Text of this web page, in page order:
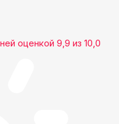
оценкой 9,9 из 10,0